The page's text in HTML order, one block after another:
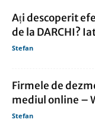
Ați descoperit
de la DARCHI?
Stefan
Firmele de
mediul online –
Stefan